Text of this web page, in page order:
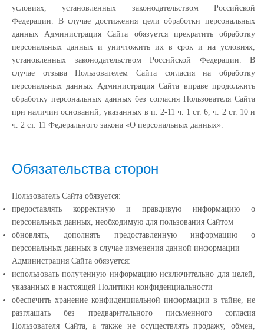
условиях, установленных законодательством Российской
Федерации. В случае достижения цели обработки персональных
данных Администрация Сайта обязуется прекратить обработку
персональных данных и уничтожить их в срок и на условиях,
установленных законодательством Российской Федерации. В
случае отзыва Пользователем Сайта согласия на обработку
персональных данных Администрация Сайта вправе продолжить
обработку персональных данных без согласия Пользователя Сайта
при наличии оснований, указанных в п. 2-11 ч. 1 ст. 6, ч. 2 ст. 10 и
ч. 2 ст. 11 Федерального закона «О персональных данных».
Обязательства сторон
Пользователь Сайта обязуется:
предоставлять корректную и правдивую информацию о
персональных данных, необходимую для пользования Сайтом
обновлять, дополнять предоставленную информацию о
персональных данных в случае изменения данной информации
Администрация Сайта обязуется:
использовать полученную информацию исключительно для целей,
указанных в настоящей Политики конфиденциальности
обеспечить хранение конфиденциальной информации в тайне, не
разглашать без предварительного письменного согласия
Пользователя Сайта, а также не осуществлять продажу, обмен,